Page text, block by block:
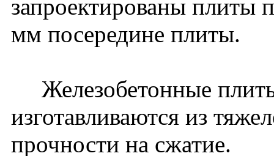
запроектированы плиты
мм посередине плиты.
Железобетонные
изготавливаются из
прочности на сжатие.